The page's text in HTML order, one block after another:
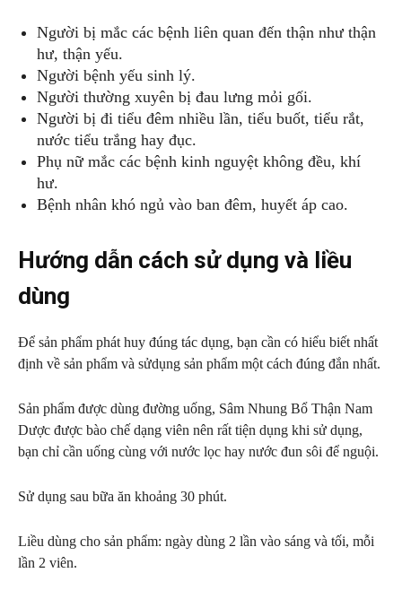
Người bị mắc các bệnh liên quan đến thận như thận
hư, thận yếu.
Người bệnh yếu sinh lý.
Người thường xuyên bị đau lưng mỏi gối.
Người bị đi tiểu đêm nhiều lần, tiểu buốt, tiểu rắt,
nước tiểu trắng hay đục.
Phụ nữ mắc các bệnh kinh nguyệt không đều, khí
hư.
Bệnh nhân khó ngủ vào ban đêm, huyết áp cao.
Hướng dẫn cách sử dụng và liều
dùng
Để sản phẩm phát huy đúng tác dụng, bạn cần có hiểu biết nhất
định về sản phẩm và sửdụng sản phẩm một cách đúng đắn nhất.
Sản phẩm được dùng đường uống, Sâm Nhung Bổ Thận Nam
Dược được bào chế dạng viên nên rất tiện dụng khi sử dụng,
bạn chỉ cần uống cùng với nước lọc hay nước đun sôi để nguội.
Sử dụng sau bữa ăn khoảng 30 phút.
Liều dùng cho sản phẩm: ngày dùng 2 lần vào sáng và tối, mỗi
lần 2 viên.